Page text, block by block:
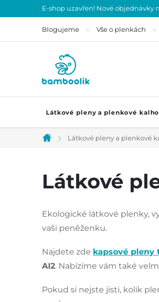
na
E-shop uzavřen! Nové objednávky
Blogujeme Vše o plenkách
Látkové pleny a plenkové
Domů
Látkové pleny a plenkové
Látkové
Ekologické látkové plenky,
vaši peněženku.
Najdete zde kapsové pleny
AI2. Nabízíme vám také
Pokud si nejste jisti, kolik